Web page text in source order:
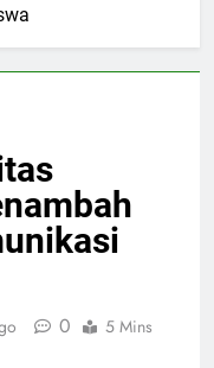
0 5 Mins